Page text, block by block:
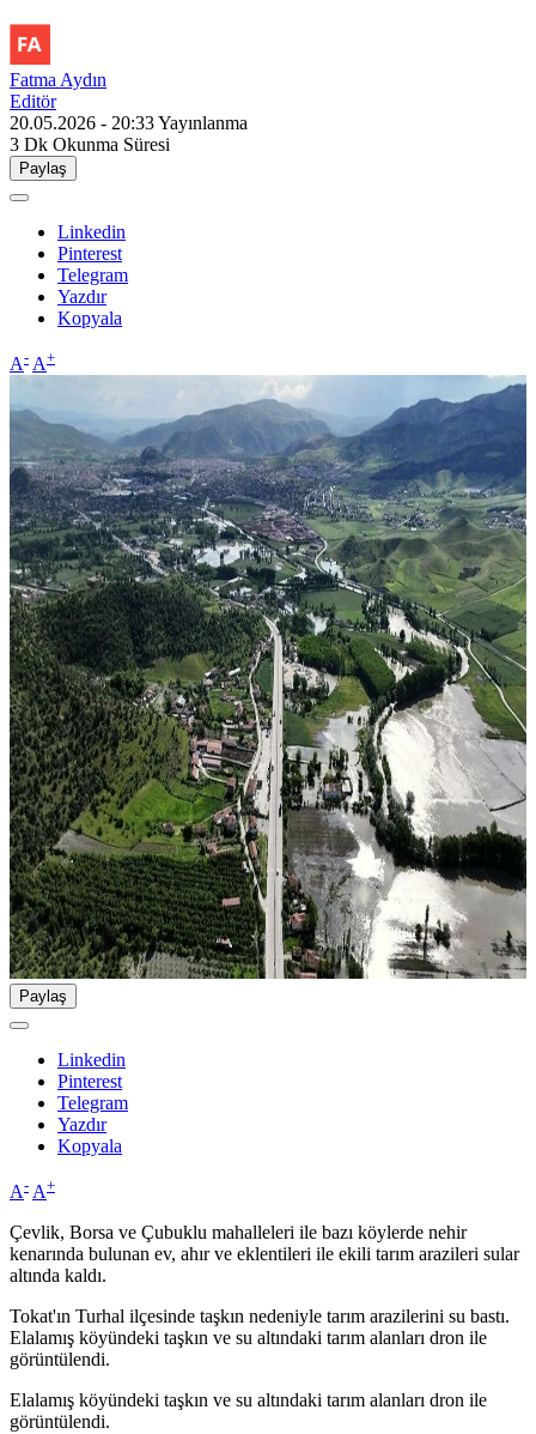
Fatma Aydın
Editör
20.05.2026 - 20:33Yayınlanma
3 Dk Okunma Süresi
Paylaş
Linkedin
Pinterest
Telegram
Yazdır
Kopyala
A- A+
Paylaş
Linkedin
Pinterest
Telegram
Yazdır
Kopyala
A- A+
Çevlik, Borsa ve Çubuklu mahalleleri ile bazı köylerde nehir
kenarında bulunan ev, ahır ve eklentileri ile ekili tarım arazileri sular
altında kaldı.
Tokat'ın Turhal ilçesinde taşkın nedeniyle tarım arazilerini su bastı.
Elalamış köyündeki taşkın ve su altındaki tarım alanları dron ile
görüntülendi.
Elalamış köyündeki taşkın ve su altındaki tarım alanları dron ile
görüntülendi.